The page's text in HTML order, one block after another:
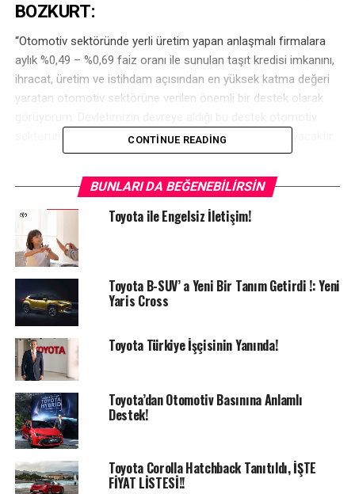
BOZKURT:
“Otomotiv sektöründe yerli üretim yapan anlaşmalı firmalara
aylık %0,49 – %0,69 faiz oranı ile sunulan taşıt kredisi imkanını,
ihracat, üretim ve istihdam açısından en yüksek katma değeri
yaratan otomotiv sektörüne verilen önemli bir destek olarak
sektörünü hareketlendirecek ve satışlara olumlu yansıyacaktır.
Pandemi sürecinde otomotiv pazarında da ciddi bir
daralma yaşanmaktaydı. Kredi faizlerinin yerli üretim
araçlar için belli bir oranda sabitlenmesi otomotiv
pazarında bir hareketlilik sağlayacaktır. 2020 yılının
başında Türkiye’de 600 bin adet otomobil ve hafif ticari
araç satışı gerçekleşeceği yönünde öngörümüz vardı.
Fakat şu noktada pazarın büyüklüğünü salgının seyri ile
sektöre verilen destekler belirleyecektir.
CONTINUE READING
BUNLARI DA BEĞENEBILIRSIN
Toyota ile Engelsiz İletişim!
Toyota B-SUV’ a Yeni Bir Tanım Getirdi !: Yeni
Yaris Cross
Toyota Türkiye İşçisinin Yanında!
Toyota’dan Otomotiv Basınına Anlamlı
Destek!
Toyota Corolla Hatchback Tanıtıldı, İŞTE
FİYAT LİSTESİ!!